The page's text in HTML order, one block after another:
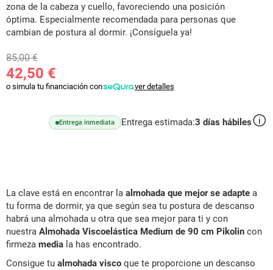
zona de la cabeza y cuello, favoreciendo una posición
óptima. Especialmente recomendada para personas que
cambian de postura al dormir. ¡Consíguela ya!
42,50 €
85,00 €
o simula tu financiación con ver detalles
Entrega inmediata Entrega estimada:3 días hábiles
La clave está en encontrar la almohada que mejor se adapte a
tu forma de dormir, ya que según sea tu postura de descanso
habrá una almohada u otra que sea mejor para ti y con
nuestra Almohada Viscoelástica Medium de 90 cm Pikolin con
firmeza media la has encontrado.
Consigue tu almohada visco que te proporcione un descanso